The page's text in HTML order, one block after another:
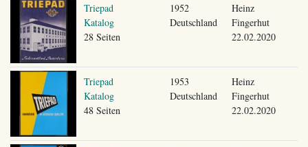
Triepad
Katalog
28 Seiten
1952
Deutschland
Heinz
Fingerhut
22.02.2020
Triepad
Katalog
48 Seiten
1953
Deutschland
Heinz
Fingerhut
22.02.2020